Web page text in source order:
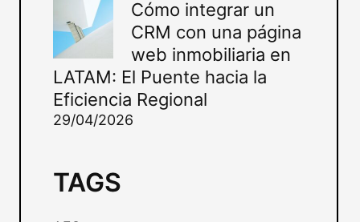
Cómo integrar un
CRM con una página
web inmobiliaria en
LATAM: El Puente hacia la
Eficiencia Regional
29/04/2026
TAGS